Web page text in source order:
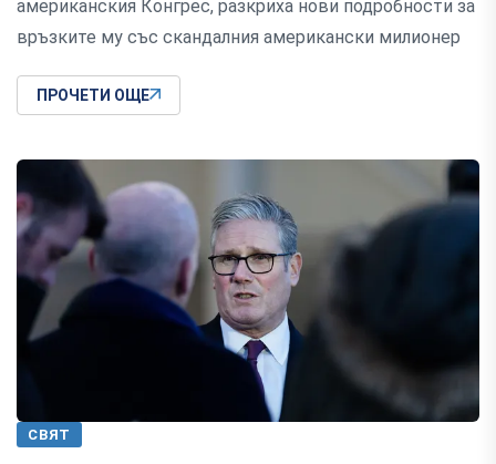
американския Конгрес, разкриха нови подробности за
връзките му със скандалния американски милионер
ПРОЧЕТИ ОЩЕ
СВЯТ